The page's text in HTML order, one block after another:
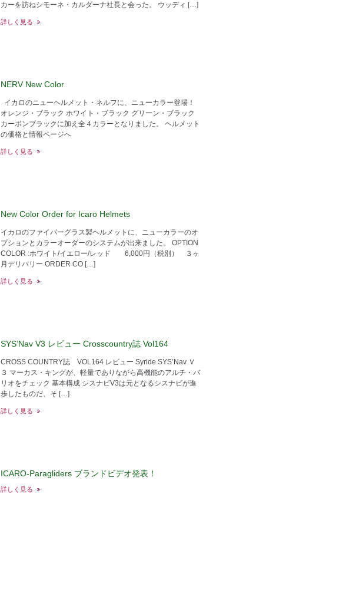
カーを訪ねシモーネ・カルダーナ社長と会った。 ウッディ […]
詳しく見る
NERV New Color
イカロのニューヘルメット・ネルフに、ニューカラー登場！
オレンジ・ブラック ホワイト・ブラック グリーン・ブラック
カーボンブラックに加え全４カラーとなりました。 ヘルメット
の価格と情報ページへ
詳しく見る
New Color Order for Icaro Helmets
イカロのファイバーグラス製ヘルメットに、ニューカラーのオ
プションとカラーオーダーのシステムが出来ました。 OPTION
COLOR :ホワイト/イエロー/レッド 6,000円（税別） ３ヶ
月デリバリー ORDER CO […]
詳しく見る
SYS’Nav V3 レビュー Crosscountry誌 Vol164
CROSS COUNTRY誌 VOL164 レビュー Syride SYS’Nav Ｖ
３ マーカス・キングが、軽量でありながら高機能のアルチ・バ
リオをチェック 基本構成 シスナビV3は元となるシスナビが進
歩したものだ、そ […]
詳しく見る
ICARO-Paragliders ブランドビデオ発表！
詳しく見る